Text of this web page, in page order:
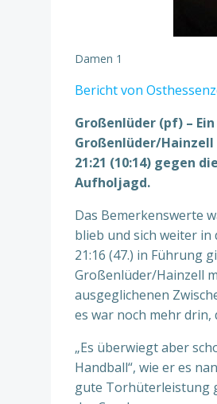
Damen 1
Bericht von
Großenlüder (pf) –
Großenlüder/
21:21 (10:14) gegen
Aufholjagd.
Das Bemerkenswerte
blieb und sich weiter
21:16 (47.) in Führung
Großenlüder/Hainzell
ausgeglichenen
es war noch mehr drin,
„Es überwiegt aber
Handball“, wie er es
gute Torhüterleistung